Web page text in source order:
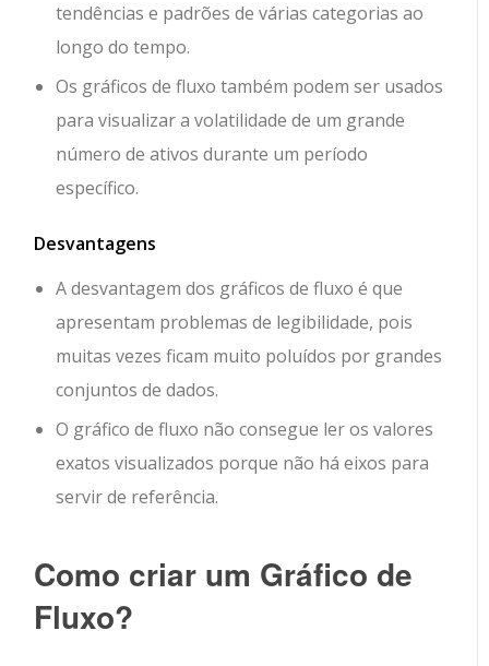
tendências e padrões de várias categorias ao
longo do tempo.
Os gráficos de fluxo também podem ser usados
para visualizar a volatilidade de um grande
número de ativos durante um período
específico.
Desvantagens
A desvantagem dos gráficos de fluxo é que
apresentam problemas de legibilidade, pois
muitas vezes ficam muito poluídos por grandes
conjuntos de dados.
O gráfico de fluxo não consegue ler os valores
exatos visualizados porque não há eixos para
servir de referência.
Como criar um Gráfico de
Fluxo?